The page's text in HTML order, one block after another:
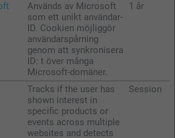
Används av Microsoft
som ett unikt användar-
ID. Cookien möjliggör
användarspårning
genom att synkronisera
ID: t över många
Microsoft-domäner.
1 år
Tracks if the user has
shown interest in
specific products or
events across multiple
websites and detects
Session